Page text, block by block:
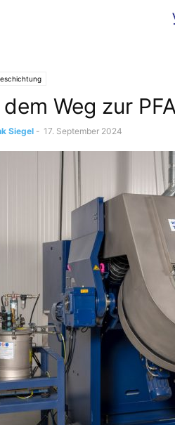
Weg zur
Siegel - 17. September 2024